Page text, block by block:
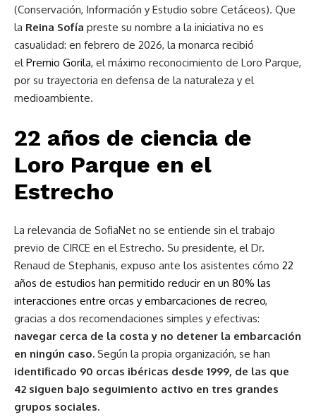
(Conservación, Información y Estudio sobre Cetáceos). Que
la Reina Sofía preste su nombre a la iniciativa no es
casualidad: en febrero de 2026, la monarca recibió
elPremio Gorila, el máximo reconocimiento de Loro Parque,
por su trayectoria en defensa de la naturaleza y el
medioambiente.
22 años de ciencia de
Loro Parque en el
Estrecho
La relevancia de SofiaNet no se entiende sin el trabajo
previo de CIRCE en el Estrecho. Su presidente, el Dr.
Renaud de Stephanis, expuso ante los asistentes cómo 22
años de estudios han permitido reducir en un 80% las
interacciones entre orcas y embarcaciones de recreo,
gracias a dos recomendaciones simples y efectivas:
navegar cerca de la costa y no detener la embarcación
en ningún caso. Según la propia organización, se han
identificado 90 orcas ibéricas desde 1999, de las que
42 siguen bajo seguimiento activo en tres grandes
grupos sociales.